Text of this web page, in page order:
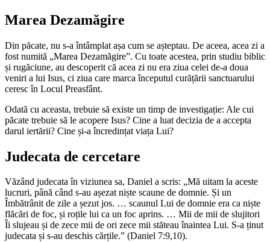
Marea Dezamăgire
Din păcate, nu s-a întâmplat așa cum se așteptau. De aceea, acea zi a
fost numită „Marea Dezamăgire”. Cu toate acestea, prin studiu biblic
și rugăciune, au descoperit că acea zi nu era ziua celei de-a doua
veniri a lui Isus, ci ziua care marca începutul curățării sanctuarului
ceresc în Locul Preasfânt.
Odată cu aceasta, trebuie să existe un timp de investigație: Ale cui
păcate trebuie să le acopere Isus? Cine a luat decizia de a accepta
darul iertării? Cine și-a încredințat viața Lui?
Judecata de cercetare
Văzând judecata în viziunea sa, Daniel a scris: „Mă uitam la aceste
lucruri, până când s-au așezat niște scaune de domnie. Și un
Îmbătrânit de zile a șezut jos. … scaunul Lui de domnie era ca niște
flăcări de foc, și roțile lui ca un foc aprins. … Mii de mii de slujitori
Îi slujeau și de zece mii de ori zece mii stăteau înaintea Lui. S-a ținut
judecata și s-au deschis cărțile.” (Daniel 7:9,10).